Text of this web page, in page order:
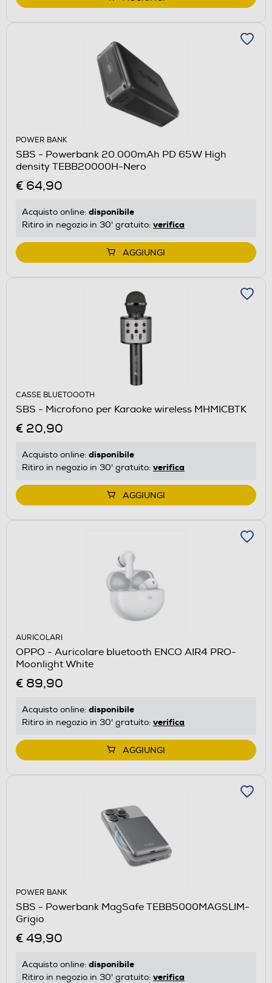
POWER BANK
SBS - Powerbank 20.000mAh PD 65W High
density TEBB20000H-Nero
€ 64,90
Acquisto online: disponibile
Ritiro in negozio in 30' gratuito: verifica
AGGIUNGI
CASSE BLUETOOOTH
SBS - Microfono per Karaoke wireless MHMICBTK
€ 20,90
Acquisto online: disponibile
Ritiro in negozio in 30' gratuito: verifica
AGGIUNGI
AURICOLARI
OPPO - Auricolare bluetooth ENCO AIR4 PRO-
Moonlight White
€ 89,90
Acquisto online: disponibile
Ritiro in negozio in 30' gratuito: verifica
AGGIUNGI
POWER BANK
SBS - Powerbank MagSafe TEBB5000MAGSLIM-
Grigio
€ 49,90
Acquisto online: disponibile
Ritiro in negozio in 30' gratuito: verifica